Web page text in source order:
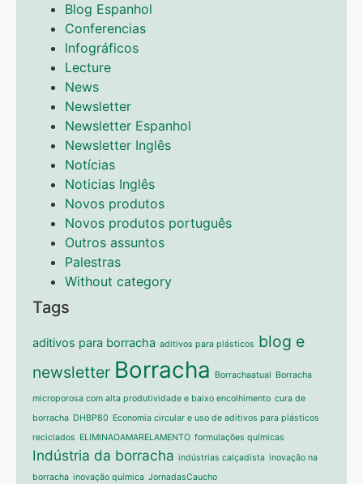
Blog Espanhol
Conferencias
Infográficos
Lecture
News
Newsletter
Newsletter Espanhol
Newsletter Inglês
Notícias
Noticias Inglês
Novos produtos
Novos produtos português
Outros assuntos
Palestras
Without category
Tags
aditivos para borracha aditivos para plásticos blog e
newsletter Borracha Borrachaatual Borracha
microporosa com alta produtividade e baixo encolhimento cura de
borracha DHBP80 Economia circular e uso de aditivos para plásticos
reciclados ELIMINAOAMARELAMENTO formulações químicas
Indústria da borracha indústrias calçadista inovação na
borracha inovação química JornadasCaucho